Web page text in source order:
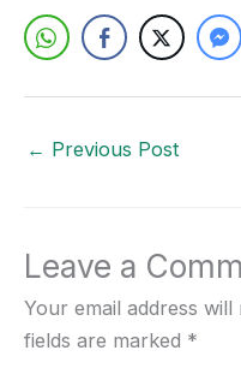
← Previous Post
Leave a
Your email address
fields are marked *